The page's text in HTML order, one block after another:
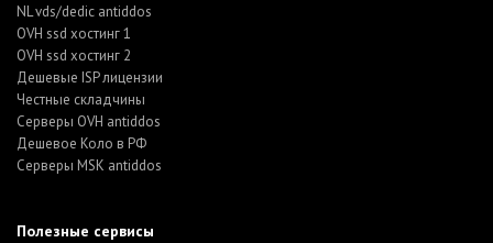
NL vds/dedic antiddos
OVH ssd хостинг 1
OVH ssd хостинг 2
Дешевые ISP лицензии
Честные складчины
Серверы OVH antiddos
Дешевое Коло в РФ
Серверы MSK antiddos
Полезные сервисы